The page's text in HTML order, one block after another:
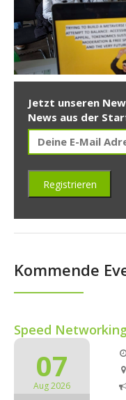
Jetzt unseren
News aus der
Kommende
Speed
07
Aug 2026